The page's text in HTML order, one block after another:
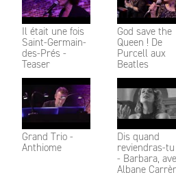
Il était une fois
Saint-Germain-
des-Prés -
Teaser
God save the
Queen ! De
Purcell aux
Beatles
Grand Trio -
Anthiome
Dis quand
reviendras-
- Barbara,
Albane